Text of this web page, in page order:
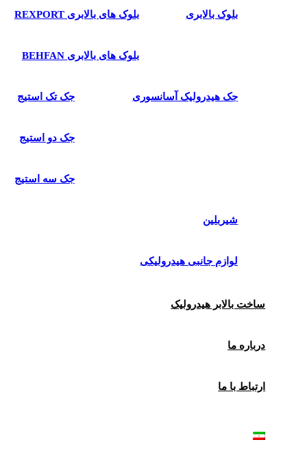
بلوک بالابری بلوک های بالابری REXPORT
بلوک های بالابری BEHFAN
جک هیدرولیک آسانسوری جک تک استیج
جک دو استیج
جک سه استیج
شیربلین
لوازم جانبی هیدرولیکی
ساخت بالابر هیدرولیک
درباره ما
ارتباط با ما